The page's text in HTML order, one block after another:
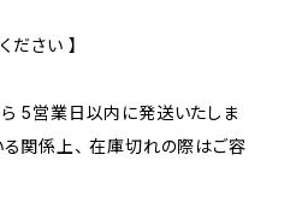
ださい 】
5営業日以内に発送いたしま
る関係上、 在庫切れの際はご容